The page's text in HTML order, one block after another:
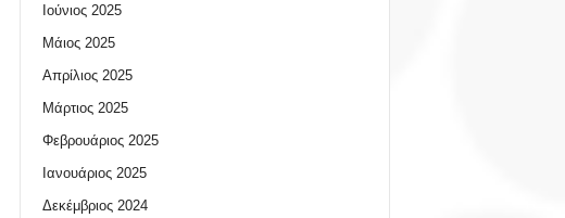
Ιούνιος 2025
Μάιος 2025
Απρίλιος 2025
Μάρτιος 2025
Φεβρουάριος 2025
Ιανουάριος 2025
Δεκέμβριος 2024